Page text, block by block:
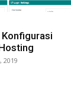
2019